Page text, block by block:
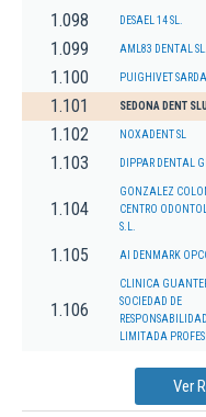
1.098 DESAEL 14 SL.
1.099 AML83 DENTAL SL.
1.100 PUIGHIVET
1.101 SEDONA DENT SLU
1.102 NOXADENT SL
1.103 DIPPAR DENTAL
1.104
GONZALEZ
CENTRO
S.L.
1.105 AI DENMARK
1.106
CLINICA
SOCIEDAD DE
RESPONSABILIDAD
LIMITADA
Ver